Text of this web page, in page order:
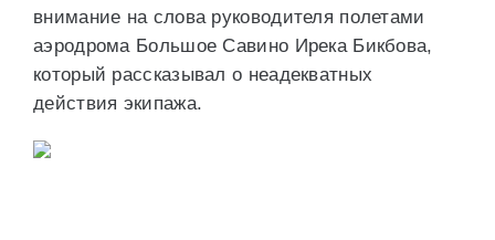
внимание на слова руководителя полетами
аэродрома Большое Савино Ирека Бикбова,
который рассказывал о неадекватных
действия экипажа.